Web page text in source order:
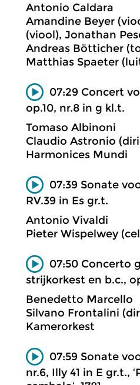
Antonio Caldara
Amandine Beyer
(viool), Jonathan
Andreas Bötticher
Matthias Spaeter
07:29 Concert
op.10, nr.8 in g kl.t.
Tomaso Albinoni
Claudio Astronio
Harmonices Mundi
07:39 Sonate
RV.39 in Es gr.t.
Antonio Vivaldi
Pieter Wispelwey
07:50 Concerto
strijkorkest en b.c.,
Benedetto Marcello
Silvano Frontalini
Kamerorkest
07:59 Sonate
nr.6, Illy 41 in E gr.t.,